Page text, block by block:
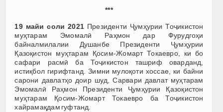
***
19 майи соли 2021 Президенти Ҷумҳурии Тоҷикистон
муҳтарам Эмомалӣ Раҳмон дар Фурудгоҳи
байналмилалии Душанбе Президенти Ҷумҳурии
Қазоқистон муҳтарам Қосим-Жомарт Токаевро, ки бо
сафари расмӣ ба Тоҷикистон ташриф оварданд,
истиқбол гирифтанд. Зимни мулоқоти хоссае, ки байни
сарони давлатҳо доир шуд, Сарвари давлат муҳтарам
Эмомалӣ Раҳмон Президенти Ҷумҳурии Қазоқистон
муҳтарам Қосим-Жомарт Токаевро ба Тоҷикистон
хайрамақдам гуфтанд.